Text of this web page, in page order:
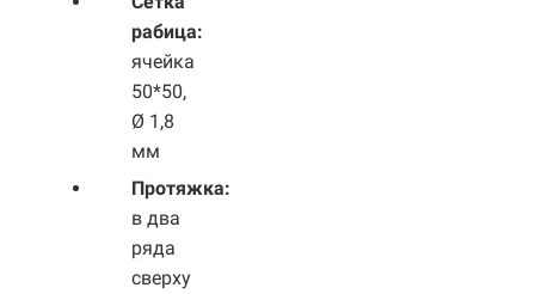
рабица:
ячейка
50*50,
Ø 1,8
мм
Протяжка:
в два
ряда
сверху